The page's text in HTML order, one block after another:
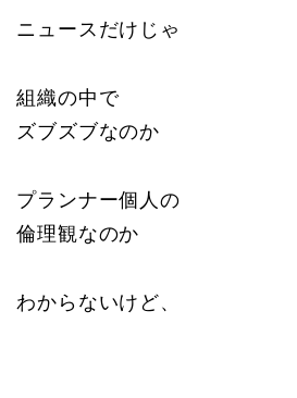
ニュースだけじゃ
組織の中で
ズブズブなのか
プランナー個人の
倫理観なのか
わからないけど、